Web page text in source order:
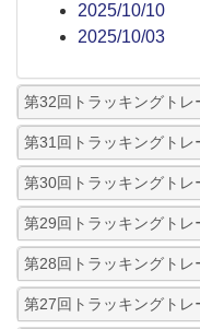
2025/10/10
2025/10/03
第32回トラッキングト
第31回トラッキングト
第30回トラッキングト
第29回トラッキングト
第28回トラッキングト
第27回トラッキングト